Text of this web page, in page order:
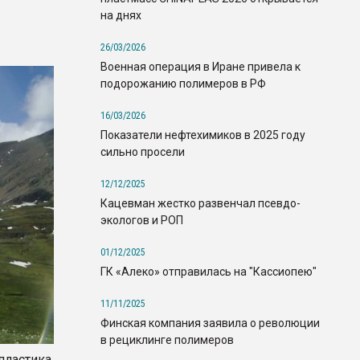
на днях
26/03/2026
Военная операция в Иране привела к
подорожанию полимеров в РФ
16/03/2026
Показатели нефтехимиков в 2025 году
сильно просели
12/12/2025
Кацевман жестко развенчал псевдо-
экологов и РОП
01/12/2025
ГК «Алеко» отправилась на "Кассиопею"
11/11/2025
Финская компания заявила о революции
в рециклинге полимеров